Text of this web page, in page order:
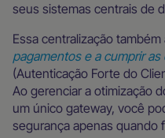
seus sistemas centrais de
Essa centralização
pagamentos e a cumprir as
(Autenticação Forte do
Ao gerenciar a otimização
um único gateway, você
segurança apenas quando